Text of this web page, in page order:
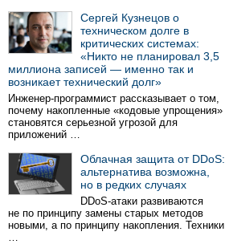
Сергей Кузнецов о
техническом долге в
критических системах:
«Никто не планировал 3,5
миллиона записей — именно так и
возникает технический долг»
Инженер-программист рассказывает о том,
почему накопленные «кодовые упрощения»
становятся серьезной угрозой для
приложений …
Облачная защита от DDoS:
альтернатива возможна,
но в редких случаях
DDoS-атаки развиваются
не по принципу замены старых методов
новыми, а по принципу накопления. Техники
…